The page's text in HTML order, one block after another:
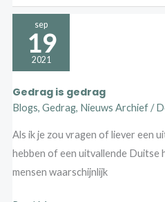
sep
19
2021
Gedrag is gedrag
Blogs, Gedrag, Nieuws Archief/
Als ik je zou vragen of liever een
hebben of een uitvallende Duitse
mensen waarschijnlijk
Gedrag
gedrag